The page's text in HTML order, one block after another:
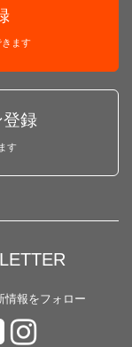
ます
録
す
情報をフォロー